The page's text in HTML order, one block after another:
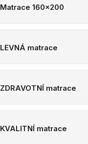
Matrace 160x200
LEVNÁ matrace
ZDRAVOTNÍ matrace
KVALITNÍ matrace